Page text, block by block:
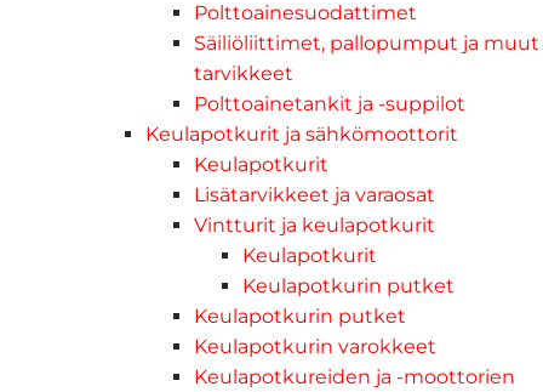
Polttoainesuodattimet
Säiliöliittimet, pallopumput ja muut
tarvikkeet
Polttoainetankit ja -suppilot
Keulapotkurit ja sähkömoottorit
Keulapotkurit
Lisätarvikkeet ja varaosat
Vintturit ja keulapotkurit
Keulapotkurit
Keulapotkurin putket
Keulapotkurin putket
Keulapotkurin varokkeet
Keulapotkureiden ja -moottorien